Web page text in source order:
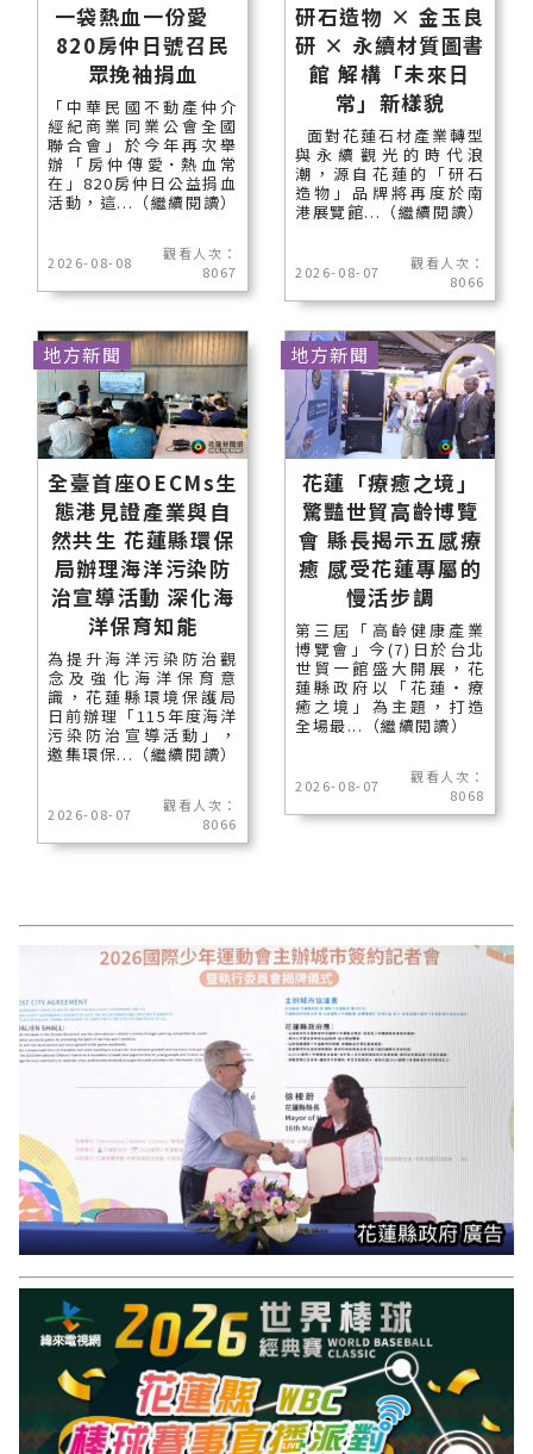
一袋熱血一份愛
820房仲日號召民
眾挽袖捐血
「中華民國不動產仲介
經紀商業同業公會全國
聯合會」於今年再次舉
辦「房仲傳愛˙熱血常
在」820房仲日公益捐血
活動，這...（繼續閱讀）
2026-08-08
觀看人次：
8067
研石造物 × 金玉良
研 × 永續材質圖書
館 解構「未來日
常」新樣貌
面對花蓮石材產業轉型
與永續觀光的時代浪
潮，源自花蓮的「研石
造物」品牌將再度於南
港展覽館...（繼續閱讀）
2026-08-07
觀看人次：
8066
全臺首座OECMs生
態港見證產業與自
然共生 花蓮縣環保
局辦理海洋污染防
治宣導活動 深化海
洋保育知能
為提升海洋污染防治觀
念及強化海洋保育意
識，花蓮縣環境保護局
日前辦理「115年度海洋
污染防治宣導活動」，
邀集環保...（繼續閱讀）
2026-08-07
觀看人次：
8066
地方新聞
花蓮「療癒之境」
驚豔世貿高齡博覽
會 縣長揭示五感療
癒 感受花蓮專屬的
慢活步調
第三屆「高齡健康產業
博覽會」今(7)日於台北
世貿一館盛大開展，花
蓮縣政府以「花蓮‧療
癒之境」為主題，打造
全場最...（繼續閱讀）
2026-08-07
觀看人次：
8068
地方新聞